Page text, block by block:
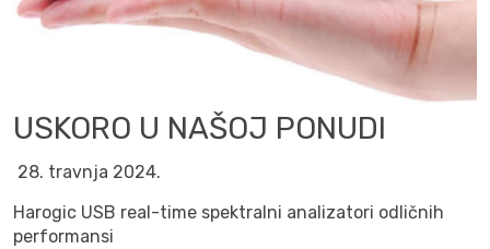
USKORO U NAŠOJ PONUDI
28. travnja 2024.
Harogic USB real-time spektralni analizatori odličnih
performansi